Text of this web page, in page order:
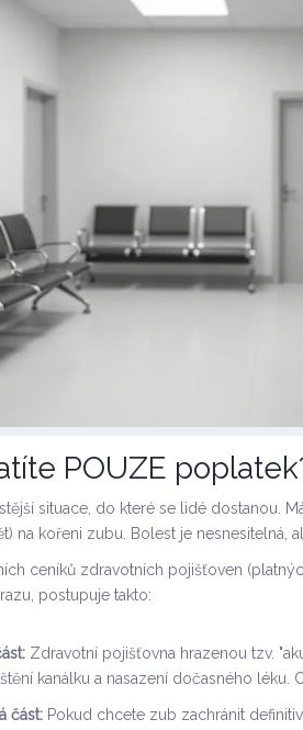
POUZE
situace, do které se lidé dostanou.
na kořeni zubu. Bolest je nesnesitelná,
ceníků zdravotních pojišťoven
postupuje takto:
Zdravotní pojišťovna hrazenou tzv.
kanálku a nasazení dočasného léku.
část: Pokud chcete zub zachránit